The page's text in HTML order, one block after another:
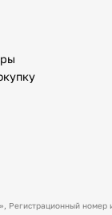
, Регистрационный номер